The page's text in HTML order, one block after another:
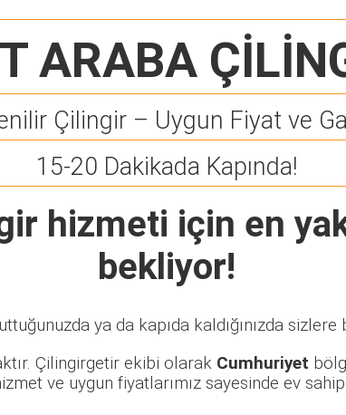
ARABA
Çilingir – Uygun Fiyat ve
15-20 Dakikada Kapında!
hizmeti için en
bekliyor!
ya da kapıda kaldığınızda
Çilingirgetir ekibi olarak Cumhuriyet
ve uygun fiyatlarımız sayesinde ev